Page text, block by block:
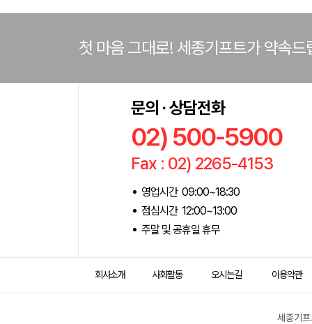
첫 마음 그대로! 세종기프트가 약속드
문의 · 상담전화
02) 500-5900
Fax : 02) 2265-4153
영업시간 09:00~18:30
점심시간 12:00~13:00
주말 및 공휴일 휴무
회사소개 사회활동 오시는길 이용약관
세종기